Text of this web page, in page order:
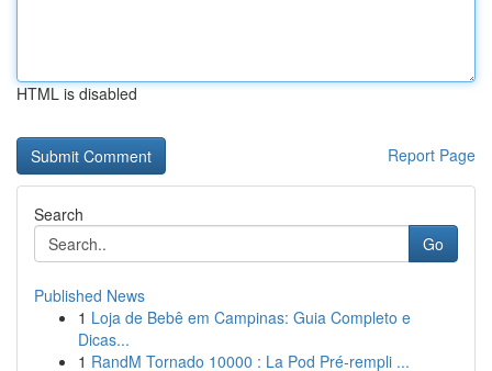
HTML is disabled
Report Page
Search
Go
Published News
1 Loja de Bebê em Campinas: Guia Completo e
Dicas...
1 RandM Tornado 10000 : La Pod Pré-rempli ...